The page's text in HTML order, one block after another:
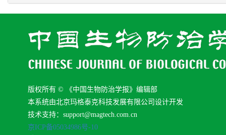
版权所有 © 《中国生物防治学报》编辑部
本系统由北京玛格泰克科技发展有限公司设计开发
技术支持：support@magtech.com.cn
京ICP备05034986号-10